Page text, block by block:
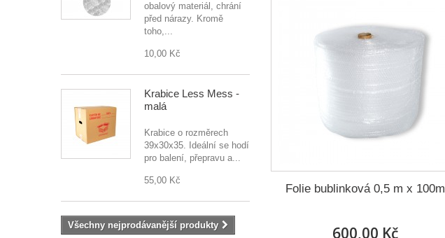
obalový materiál, chrání
před nárazy. Kromě
toho,...
10,00 Kč
Krabice Less Mess -
malá
Krabice o rozměrech
39x30x35. Ideální se hodí
pro balení, přepravu a...
55,00 Kč
Všechny nejprodávanější produkty
Folie bublinková 0,5 m x 100m
600,00 Kč